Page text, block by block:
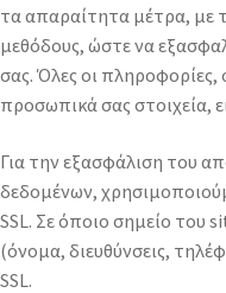
τα απαραίτητα μέτρα, με
μεθόδους, ώστε να
σας. Όλες οι πληροφορίες,
προσωπικά σας στοιχεία,
Για την εξασφάλιση του
δεδομένων,
SSL. Σε όποιο σημείο του
(όνομα, διευθύνσεις,
SSL.